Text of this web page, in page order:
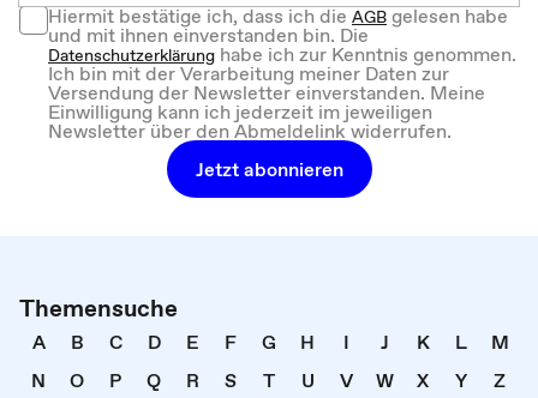
Hiermit bestätige ich, dass ich dieAGBgelesen habe
und mit ihnen einverstanden bin. Die
Datenschutzerklärung habe ich zur Kenntnis genommen.
Ich bin mit der Verarbeitung meiner Daten zur
Versendung der Newsletter einverstanden. Meine
Einwilligung kann ich jederzeit im jeweiligen
Newsletter über den Abmeldelink widerrufen.
Jetzt abonnieren
Themensuche
A B C D E F G H I J K L
M
N
O P Q R S T U V W X Y
Z